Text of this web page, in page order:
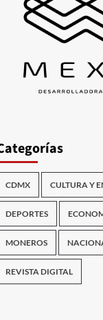
CDMX CULTURA Y
DEPORTES
MONEROS
REVISTA DIGITAL